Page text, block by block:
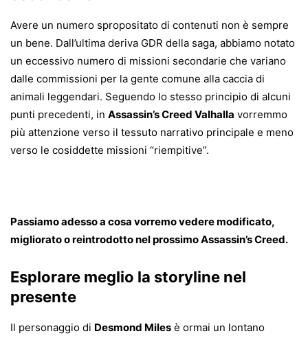
Avere un numero spropositato di contenuti non è sempre
un bene. Dall’ultima deriva GDR della saga, abbiamo notato
un eccessivo numero di missioni secondarie che variano
dalle commissioni per la gente comune alla caccia di
animali leggendari. Seguendo lo stesso principio di alcuni
punti precedenti, in Assassin’s Creed Valhalla vorremmo
più attenzione verso il tessuto narrativo principale e meno
verso le cosiddette missioni “riempitive”.
Passiamo adesso a cosa vorremo vedere modificato,
migliorato o reintrodotto nel prossimo Assassin’s Creed.
Esplorare meglio la storyline nel
presente
Il personaggio di Desmond Miles è ormai un lontano